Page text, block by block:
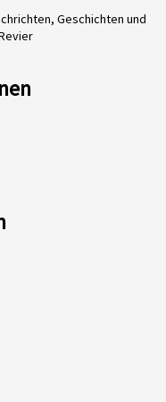
Geschichten und